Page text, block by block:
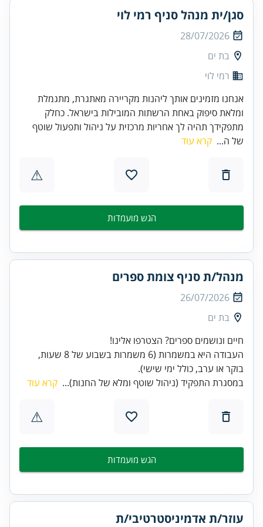
סגן/ית מנהל סניף רמי לוי
28/07/2026
בת ים
רמי לוי
אנחנו מזמינים אותך ליהנות מקריירה מאתגרת, מתגמלת
ומלאת סיפוק באחת הרשתות המובילות בישראל. כחלק
מתפקידך תהיה לך אחריות מרכזית על ניהול ותפעול שוטף
של ה... קרא עוד
⚠
הגש מועמדות
מנהל/ת סניף צומת ספרים
26/07/2026
בת ים
העבודה היא במשמרות (6 משמרות בשבוע של 8 שעות,
בוקר או ערב, כולל ימי שישי).
במסגרת התפקיד (ניהול שוטף ומלא של החנות)... קרא עוד
⚠
הגש מועמדות
עוזר/ת אדמיניסטרטיבי/ת